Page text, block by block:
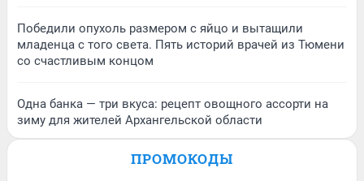
Победили опухоль размером с яйцо и вытащили
младенца с того света. Пять историй врачей из Тюмени
со счастливым концом
Одна банка — три вкуса: рецепт овощного ассорти на
зиму для жителей Архангельской области
ПРОМОКОДЫ